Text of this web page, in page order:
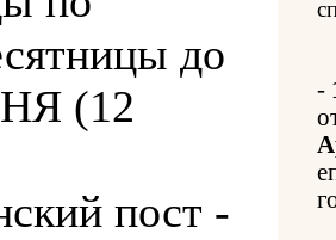
до
(12
пост -
-